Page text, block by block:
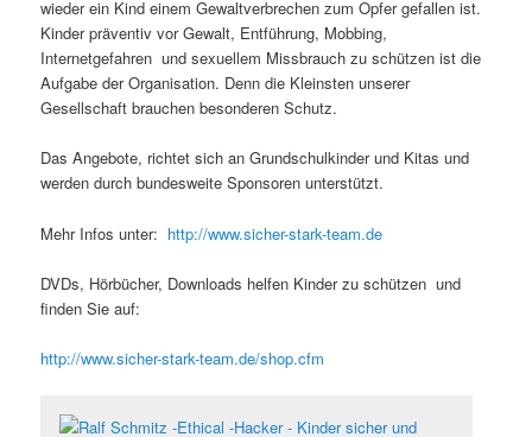
wieder ein Kind einem Gewaltverbrechen zum Opfer gefallen ist.
Kinder präventiv vor Gewalt, Entführung, Mobbing,
Internetgefahren und sexuellem Missbrauch zu schützen ist die
Aufgabe der Organisation. Denn die Kleinsten unserer
Gesellschaft brauchen besonderen Schutz.
Das Angebote, richtet sich an Grundschulkinder und Kitas und
werden durch bundesweite Sponsoren unterstützt.
Mehr Infos unter: http://www.sicher-stark-team.de
DVDs, Hörbücher, Downloads helfen Kinder zu schützen und
finden Sie auf:
http://www.sicher-stark-team.de/shop.cfm